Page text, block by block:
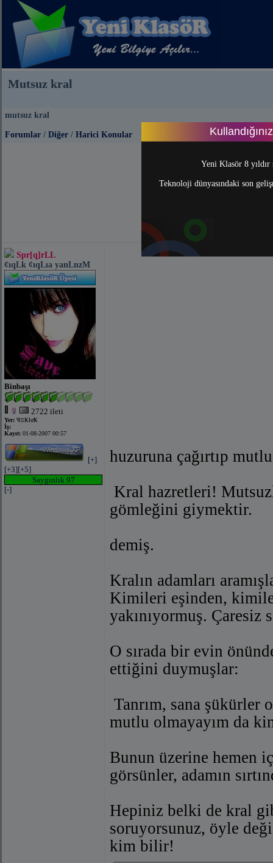
Yeni Klasör 8
Teknoloji dünyasındaki son
Mutsuz kral
mutsuz kral
Forumlar / Diğer / Harici Konular
Spr[q]rLL
¢ıqLk ¢ıqLıa yanLnzM
Binbaşı
2722 ileti
Yer:
ҸסҜłưҜ
İş:
Kayıt: 01-08-2007 00:57
[+]
[+3][+5]
Saygınlık 97
[-]
huzuruna çağırtıp
 Kral hazretleri!
gömleğini giymektir.
demiş.
Kralın adamları
Kimileri eşinden,
yakınıyormuş. Çaresiz
O sırada bir evin
ettiğini duymuşlar:
 Tanrım, sana
mutlu olmayayım da
Bunun üzerine hemen
görsünler, adamın
Hepiniz belki de kral
soruyorsunuz, öyle
kim bilir!